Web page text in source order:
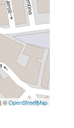
| ©OpenStreetMap